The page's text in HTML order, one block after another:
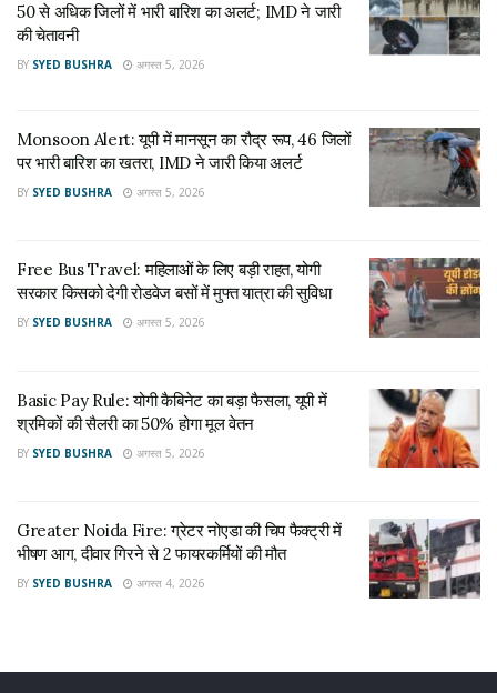
चुके हैं और अपनी पहचान बना चुके हैं समीकरण अब देखना यह होगा आगामी
विधानसभा 2022 के चुनाव में वहीं निर्दलीय चुनाव जेल बंद होकर लड़ रहे
हैं वर्षों पुराना जो लक्ष्य बसपा ने रखा है वह पूरा होता हुआ नजर आ रहा है।
RELATED NEWS
50 से अधिक जिलों में भारी बारिश का अलर्ट; IMD ने जारी की
चेतावनी
अगस्त 5, 2026
(अशोक कुमार)
Election News 2022
election news in hindi
Latest news on election result date
News1India
50 से अधिक जिलों में भारी बारिश का अलर्ट; IMD ने जारी
की चेतावनी
BY SYED BUSHRA अगस्त 5, 2026
Monsoon Alert: यूपी में मानसून का रौद्र रूप, 46 जिलों
पर भारी बारिश का खतरा, IMD ने जारी किया अलर्ट
BY SYED BUSHRA अगस्त 5, 2026
‎Free Bus Travel: महिलाओं के लिए बड़ी राहत, योगी
सरकार किसको देगी रोडवेज बसों में मुफ्त यात्रा की सुविधा
BY SYED BUSHRA अगस्त 5, 2026
Basic Pay Rule: योगी कैबिनेट का बड़ा फैसला, यूपी में
श्रमिकों की सैलरी का 50% होगा मूल वेतन
BY SYED BUSHRA अगस्त 5, 2026
Greater Noida Fire: ग्रेटर नोएडा की चिप फैक्ट्री में
भीषण आग, दीवार गिरने से 2 फायरकर्मियों की मौत
BY SYED BUSHRA अगस्त 4, 2026